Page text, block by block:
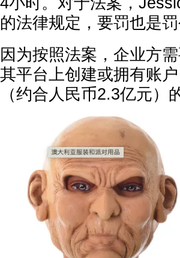
的法律规定，要罚也是罚
因为按照法案，企业方
其平台上创建或拥有账
（约合人民币2.3亿元）